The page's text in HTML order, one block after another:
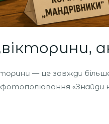
— це завжди
«Знайди